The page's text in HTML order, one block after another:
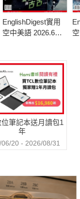
EnglishDigest實用
空中美語 2026.6月
筆記本送月讀包1
年
06/20 - 2026/08/31